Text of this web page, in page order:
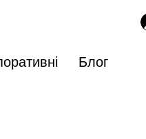
Блог